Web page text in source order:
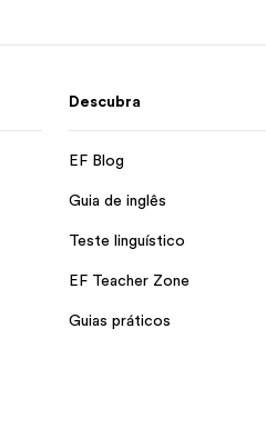
Descubra
EF Blog
Guia de inglês
Teste linguístico
EF Teacher Zone
Guias práticos